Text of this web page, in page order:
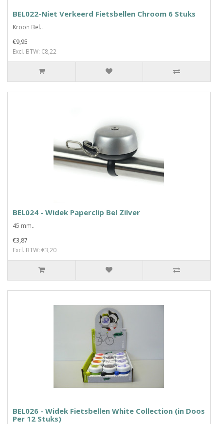
BEL022-Niet Verkeerd Fietsbellen Chroom 6 Stuks
Kroon Bel..
€9,95
Excl. BTW: €8,22
BEL024 - Widek Paperclip Bel Zilver
45 mm..
€3,87
Excl. BTW: €3,20
BEL026 - Widek Fietsbellen White Collection (in Doos
Per 12 Stuks)